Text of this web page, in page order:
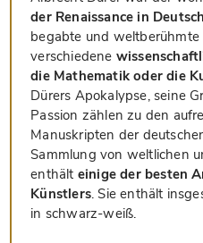
der Renaissance in
begabte und weltberühmte
verschiedene
die Mathematik oder die
Dürers Apokalypse, seine
Passion zählen zu den
Manuskripten der
Sammlung von weltlichen
enthält einige der besten
Künstlers. Sie enthält
in schwarz-weiß.